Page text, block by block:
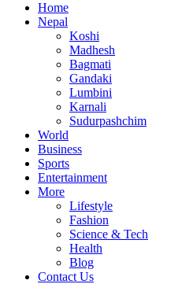
Home
Nepal
Koshi
Madhesh
Bagmati
Gandaki
Lumbini
Karnali
Sudurpashchim
World
Business
Sports
Entertainment
More
Lifestyle
Fashion
Science & Tech
Health
Blog
Contact Us